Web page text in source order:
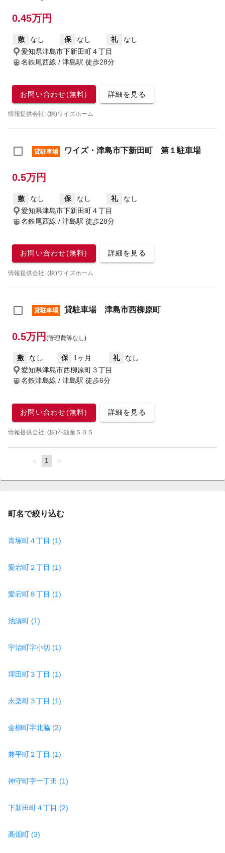
0.45万円
敷 なし 保 なし 礼
なし
愛知県津島市下新田町４丁目
名鉄尾西線 / 津島駅 徒歩28分
お問い合わせ(無料) 詳細を見る
情報提供会社: (株)ワイズホーム
貸駐車場 ワイズ・津島市下新田町 第１駐車場
0.5万円
敷 なし 保 なし 礼
なし
愛知県津島市下新田町４丁目
名鉄尾西線 / 津島駅 徒歩28分
お問い合わせ(無料) 詳細を見る
情報提供会社: (株)ワイズホーム
貸駐車場 貸駐車場 津島市西柳原町
0.5万円 (管理費等なし)
敷 なし 保 1ヶ月 礼
なし
愛知県津島市西柳原町３丁目
名鉄津島線 / 津島駅 徒歩6分
お問い合わせ(無料) 詳細を見る
情報提供会社: (株)不動産ＳＯＳ
page
You're
page
1 page
町名で絞り込む
青塚町４丁目 (1)
愛宕町２丁目 (1)
愛宕町８丁目 (1)
池須町 (1)
宇治町字小切 (1)
埋田町３丁目 (1)
永楽町３丁目 (1)
金柳町字北脇 (2)
兼平町２丁目 (1)
神守町字一丁田 (1)
下新田町４丁目 (2)
高畑町 (3)